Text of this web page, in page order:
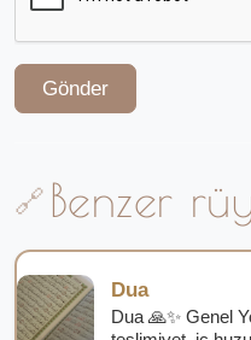
Gönder
Benzer
Dua
Dua 🙏✨ Genel